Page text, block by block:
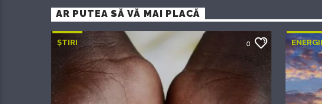
AR PUTEA SĂ VĂ MAI PLACĂ
ȘTIRI 0